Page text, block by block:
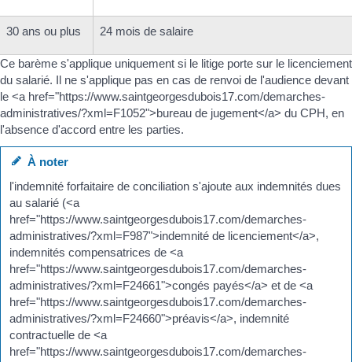
30 ans ou plus 24 mois de salaire
Ce barème s'applique uniquement si le litige porte sur le licenciement
du salarié. Il ne s'applique pas en cas de renvoi de l'audience devant
le <a href="https://www.saintgeorgesdubois17.com/demarches-
administratives/?xml=F1052">bureau de jugement</a> du CPH, en
l'absence d'accord entre les parties.
À noter
l'indemnité forfaitaire de conciliation s'ajoute aux indemnités dues
au salarié (<a
href="https://www.saintgeorgesdubois17.com/demarches-
administratives/?xml=F987">indemnité de licenciement</a>,
indemnités compensatrices de <a
href="https://www.saintgeorgesdubois17.com/demarches-
administratives/?xml=F24661">congés payés</a> et de <a
href="https://www.saintgeorgesdubois17.com/demarches-
administratives/?xml=F24660">préavis</a>, indemnité
contractuelle de <a
href="https://www.saintgeorgesdubois17.com/demarches-